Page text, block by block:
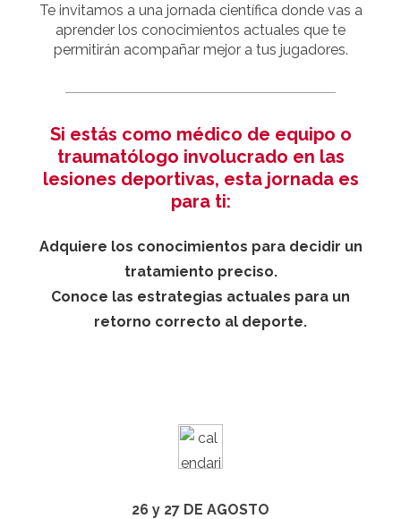
Te invitamos a una jornada científica donde vas a
aprender los conocimientos actuales que te
permitirán acompañar mejor a tus jugadores.
Si estás como médico de equipo o
traumatólogo involucrado en las
lesiones deportivas, esta jornada es
para ti:
Adquiere los conocimientos para decidir un
tratamiento preciso.
Conoce las estrategias actuales para un
retorno correcto al deporte.
26 y 27 DE AGOSTO